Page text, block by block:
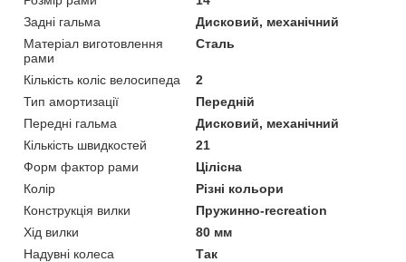
Задні гальма
Дисковий, механічний
Матеріал виготовлення
рами
Сталь
Кількість коліс велосипеда
2
Тип амортизації
Передній
Передні гальма
Дисковий, механічний
Кількість швидкостей
21
Форм фактор рами
Цілісна
Колір
Різні кольори
Конструкція вилки
Пружинно-recreation
Хід вилки
80 мм
Надувні колеса
Так